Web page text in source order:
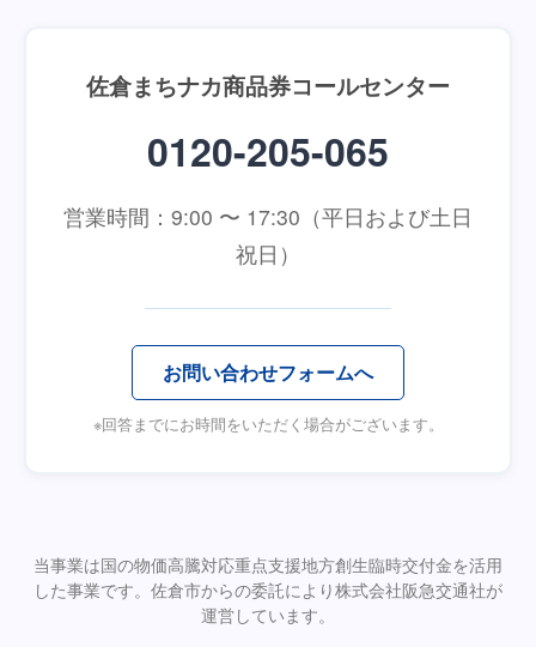
佐倉まちナカ商品券コールセンター
0120-205-065
営業時間：9:00 〜 17:30（平日および土日
祝日）
お問い合わせフォームへ
※回答までにお時間をいただく場合がございます。
当事業は国の物価高騰対応重点支援地方創生臨時交付金を活用
した事業です。佐倉市からの委託により株式会社阪急交通社が
運営しています。